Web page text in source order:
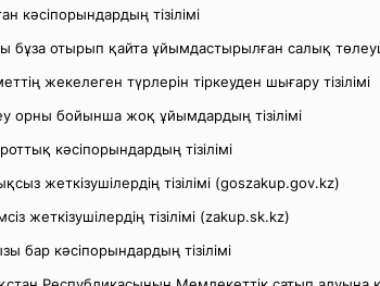
кәсіпорындардың тізілімі
бұза отырып қайта ұйымдастырылған салық
жекелеген түрлерін тіркеуден шығару тізілімі
орны бойынша жоқ ұйымдардың тізілімі
кәсіпорындардың тізілімі
жеткізушілердің тізілімі (goszakup.gov.kz)
жеткізушілердің тізілімі (zakup.sk.kz)
бар кәсіпорындардың тізілімі